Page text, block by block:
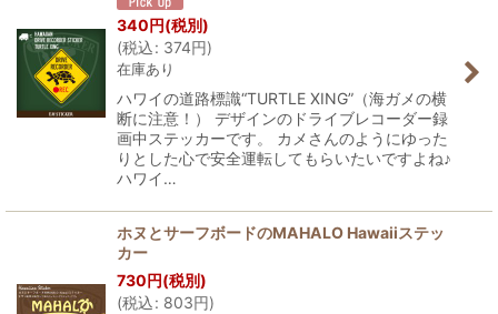
340円(税別)
(税込: 374円)
在庫あり
ハワイの道路標識“TURTLE XING”（海ガメの横
断に注意！） デザインのドライブレコーダー録
画中ステッカーです。 カメさんのようにゆった
りとした心で安全運転してもらいたいですよね♪
ハワイ…
ホヌとサーフボードのMAHALO Hawaiiステッ
カー
730円(税別)
(税込: 803円)